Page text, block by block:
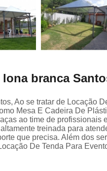
branca
Ao se tratar de Locação
Mesa E Cadeira De
ao time de profissionais
treinada para
que precisa. Além dos
De Tenda Para